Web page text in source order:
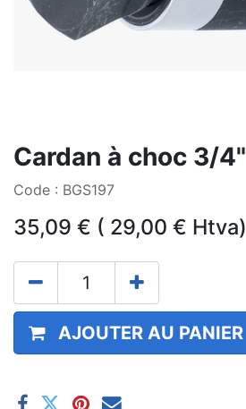
Cardan à choc 3/4"
Code : BGS197
35,09 € ( 29,00 € Htva)
AJOUTER AU PANIER